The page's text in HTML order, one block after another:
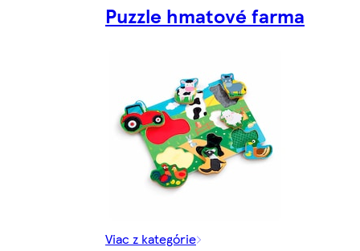
Puzzle hmatové farma
Viac z kategórie